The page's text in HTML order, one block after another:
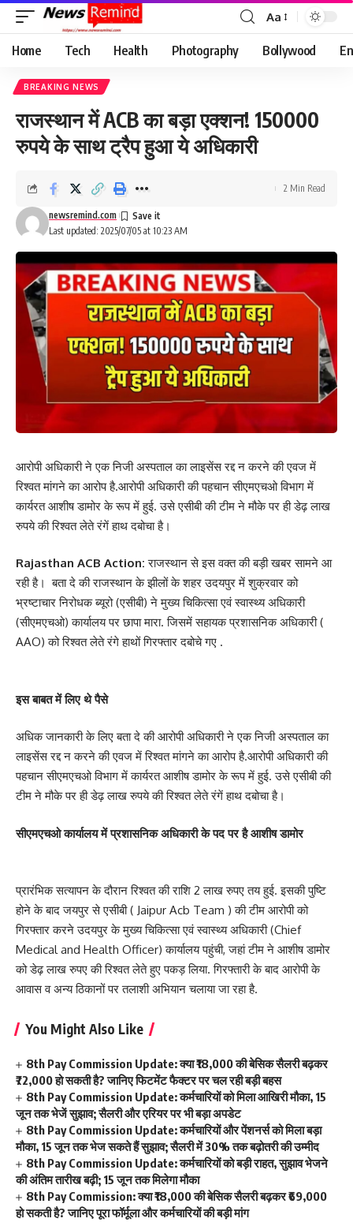
Font
Resizer
Aa
Home Tech Health Photography Bollywood
BREAKING NEWS
राजस्थान में ACB का बड़ा एक्शन! 150000
रुपये के साथ ट्रैप हुआ ये अधिकारी
Last updated: 2025/07/05 at 10:23 AM
newsremind.com
2 Min Read
आरोपी अधिकारी ने एक निजी अस्पताल का लाइसेंस रद्द न करने की एवज में
रिश्वत मांगने का आरोप है.आरोपी अधिकारी की पहचान सीएमएचओ विभाग में
कार्यरत आशीष डामोर के रूप में हुई. उसे एसीबी की टीम ने मौके पर ही डेढ़ लाख
रुपये की रिश्वत लेते रंगें हाथ दबोचा है।
Rajasthan ACB Action: राजस्थान से इस वक्त की बड़ी खबर सामने आ
रही है। बता दे की राजस्थान के झीलों के शहर उदयपुर में शुक्रवार को
भ्रष्टाचार निरोधक ब्यूरो (एसीबी) ने मुख्य चिकित्सा एवं स्वास्थ्य अधिकारी
(सीएमएचओ) कार्यालय पर छापा मारा. जिसमें सहायक प्रशासनिक अधिकारी (
AAO) को रिश्वत लेते रंगे हाथों गिरफ्तार दबोचे गए .
इस बाबत में लिए थे पैसे
अधिक जानकारी के लिए बता दे की आरोपी अधिकारी ने एक निजी अस्पताल का
लाइसेंस रद्द न करने की एवज में रिश्वत मांगने का आरोप है.आरोपी अधिकारी की
पहचान सीएमएचओ विभाग में कार्यरत आशीष डामोर के रूप में हुई. उसे एसीबी की
टीम ने मौके पर ही डेढ़ लाख रुपये की रिश्वत लेते रंगें हाथ दबोचा है।
सीएमएचओ कार्यालय में प्रशासनिक अधिकारी के पद पर है आशीष डामोर
प्रारंभिक सत्यापन के दौरान रिश्वत की राशि 2 लाख रुपए तय हुई. इसकी पुष्टि
होने के बाद जयपुर से एसीबी ( Jaipur Acb Team ) की टीम आरोपी को
गिरफ्तार करने उदयपुर के मुख्य चिकित्सा एवं स्वास्थ्य अधिकारी (Chief
Medical and Health Officer) कार्यालय पहुंची, जहां टीम ने आशीष डामोर
को डेढ़ लाख रुपए की रिश्वत लेते हुए पकड़ लिया. गिरफ्तारी के बाद आरोपी के
आवास व अन्य ठिकानों पर तलाशी अभियान चलाया जा रहा है.
You Might Also Like
8th Pay Commission Update: क्या ₹18,000 की बेसिक सैलरी बढ़कर
₹72,000 हो सकती है? जानिए फिटमेंट फैक्टर पर चल रही बड़ी बहस
8th Pay Commission Update: कर्मचारियों को मिला आखिरी मौका, 15
जून तक भेजें सुझाव; सैलरी और एरियर पर भी बड़ा अपडेट
8th Pay Commission Update: कर्मचारियों और पेंशनर्स को मिला बड़ा
मौका, 15 जून तक भेज सकते हैं सुझाव; सैलरी में 30% तक बढ़ोतरी की उम्मीद
8th Pay Commission Update: कर्मचारियों को बड़ी राहत, सुझाव भेजने
की अंतिम तारीख बढ़ी; 15 जून तक मिलेगा मौका
8th Pay Commission: क्या ₹18,000 की बेसिक सैलरी बढ़कर ₹69,000
हो सकती है? जानिए पूरा फॉर्मूला और कर्मचारियों की बड़ी मांग